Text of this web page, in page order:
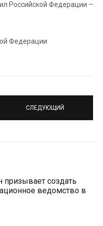
Российской Федерации –
Федерации
СЛЕДУЮЩИЙ
призывает создать
ведомство в